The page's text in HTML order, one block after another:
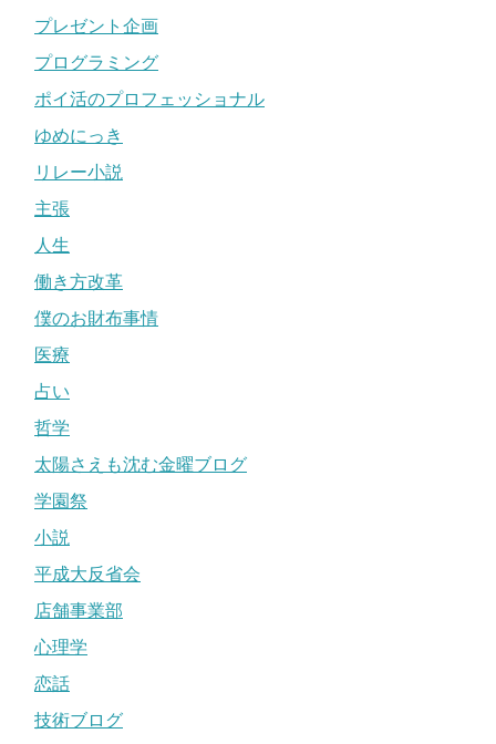
プレゼント企画
プログラミング
ポイ活のプロフェッショナル
ゆめにっき
リレー小説
主張
人生
働き方改革
僕のお財布事情
医療
占い
哲学
太陽さえも沈む金曜ブログ
学園祭
小説
平成大反省会
店舗事業部
心理学
恋話
技術ブログ